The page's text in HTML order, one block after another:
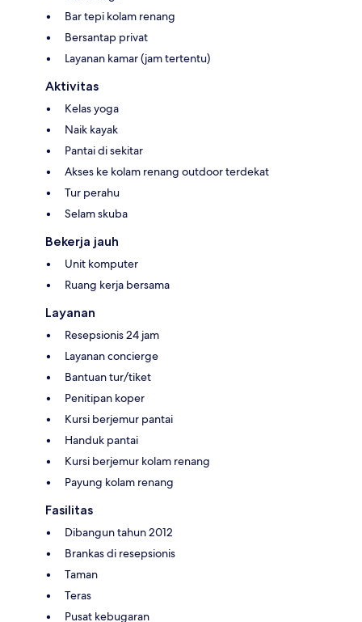
Bar tepi kolam renang
Bersantap privat
Layanan kamar (jam tertentu)
Aktivitas
Kelas yoga
Naik kayak
Pantai di sekitar
Akses ke kolam renang outdoor terdekat
Tur perahu
Selam skuba
Bekerja jauh
Unit komputer
Ruang kerja bersama
Layanan
Resepsionis 24 jam
Layanan concierge
Bantuan tur/tiket
Penitipan koper
Kursi berjemur pantai
Handuk pantai
Kursi berjemur kolam renang
Payung kolam renang
Fasilitas
Dibangun tahun 2012
Brankas di resepsionis
Taman
Teras
Pusat kebugaran